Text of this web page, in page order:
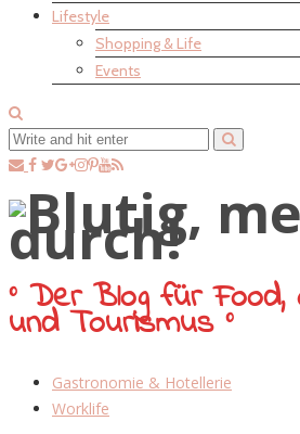
Lifestyle
Shopping & Life
Events
° Der Blog für Food,
und Tourismus °
Gastronomie & Hotellerie
Worklife